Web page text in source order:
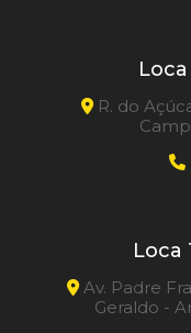
R. do
Loca
Av. Padre
Geraldo -